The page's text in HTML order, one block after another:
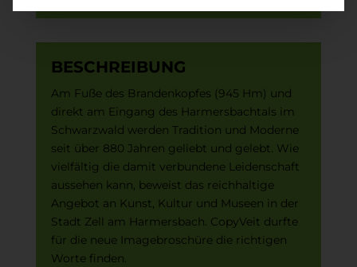
BESCHREIBUNG
Am Fuße des Brandenkopfes (945 Hm) und
direkt am Eingang des Harmersbachtals im
Schwarzwald werden Tradition und Moderne
seit über 880 Jahren geliebt und gelebt. Wie
vielfältig die damit verbundene Leidenschaft
aussehen kann, beweist das reichhaltige
Angebot an Kunst, Kultur und Museen in der
Stadt Zell am Harmersbach. CopyVeit durfte
für die neue Imagebroschüre die richtigen
Worte finden.